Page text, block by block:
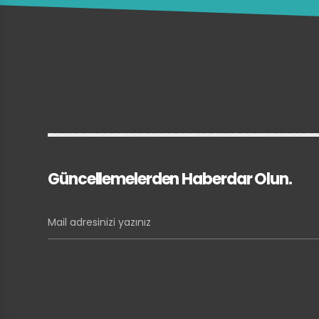
Güncellemelerden Haberdar Olun.